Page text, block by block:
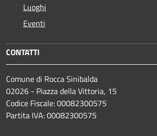
Luoghi
Eventi
CONTATTI
Comune di Rocca Sinibalda
02026 - Piazza della Vittoria, 15
Codice Fiscale: 00082300575
Partita IVA: 00082300575